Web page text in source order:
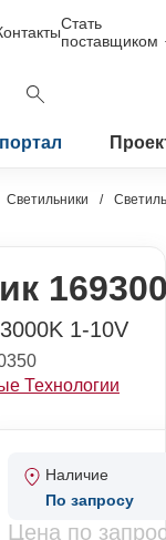
Стать
поставщиком
Светильники
1-10V
Технологии
Наличие
По запросу
Цена по